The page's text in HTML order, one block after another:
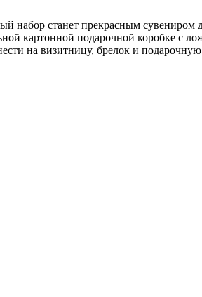
набор станет прекрасным
картонной подарочной коробке с
на визитницу, брелок и